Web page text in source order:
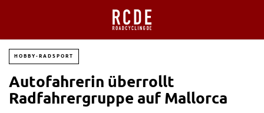
HOBBY-RADSPORT
Autofahrerin überrollt
Radfahrergruppe auf Mallorca